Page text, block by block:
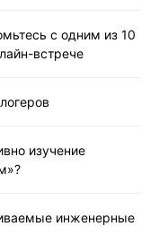
с одним из 10
встрече
изучение
инженерные